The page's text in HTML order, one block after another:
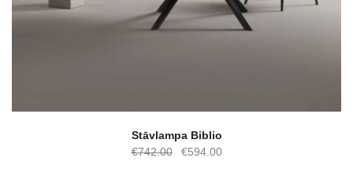
Stāvlampa Biblio
€742.00
Original
€594.00Current